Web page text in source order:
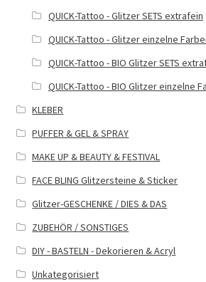
QUICK-Tattoo - Glitzer SETS extrafein
QUICK-Tattoo - Glitzer einzelne
QUICK-Tattoo - BIO Glitzer SETS
QUICK-Tattoo - BIO Glitzer einzelne
KLEBER
PUFFER & GEL & SPRAY
MAKE UP & BEAUTY & FESTIVAL
FACE BLING Glitzersteine & Sticker
Glitzer-GESCHENKE / DIES & DAS
ZUBEHÖR / SONSTIGES
DIY - BASTELN - Dekorieren & Acryl
Unkategorisiert